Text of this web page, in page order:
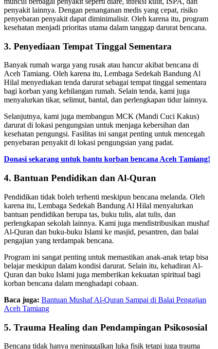
penyakit lainnya. Dengan penanganan medis yang cepat, risiko
penyebaran penyakit dapat diminimalisir. Oleh karena itu, program
kesehatan menjadi prioritas utama dalam tanggap darurat bencana.
3. Penyediaan Tempat Tinggal Sementara
Banyak rumah warga yang rusak atau hancur akibat bencana di
Aceh Tamiang. Oleh karena itu, Lembaga Sedekah Bandung Al
Hilal menyediakan tenda darurat sebagai tempat tinggal sementara
bagi korban yang kehilangan rumah. Selain tenda, kami juga
menyalurkan tikar, selimut, bantal, dan perlengkapan tidur lainnya.
Selanjutnya, kami juga membangun MCK (Mandi Cuci Kakus)
darurat di lokasi pengungsian untuk menjaga kebersihan dan
kesehatan pengungsi. Fasilitas ini sangat penting untuk mencegah
penyebaran penyakit di lokasi pengungsian yang padat.
Donasi sekarang untuk bantu korban bencana Aceh Tamiang!
4. Bantuan Pendidikan dan Al-Quran
Pendidikan tidak boleh terhenti meskipun bencana melanda. Oleh
karena itu, Lembaga Sedekah Bandung Al Hilal menyalurkan
bantuan pendidikan berupa tas, buku tulis, alat tulis, dan
perlengkapan sekolah lainnya. Kami juga mendistribusikan mushaf
Al-Quran dan buku-buku Islami ke masjid, pesantren, dan balai
pengajian yang terdampak bencana.
Program ini sangat penting untuk memastikan anak-anak tetap bisa
belajar meskipun dalam kondisi darurat. Selain itu, kehadiran Al-
Quran dan buku Islami juga memberikan kekuatan spiritual bagi
korban bencana dalam menghadapi cobaan.
Baca juga: Bantuan Mushaf Al-Quran Sampai di Balai Pengajian
Aceh Tamiang
5. Trauma Healing dan Pendampingan Psikososial
Bencana tidak hanya meninggalkan luka fisik tetapi juga trauma